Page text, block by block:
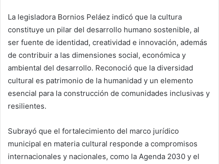
La legisladora Bornios Peláez indicó que la cultura
constituye un pilar del desarrollo humano sostenible, al
ser fuente de identidad, creatividad e innovación, además
de contribuir a las dimensiones social, económica y
ambiental del desarrollo. Reconoció que la diversidad
cultural es patrimonio de la humanidad y un elemento
esencial para la construcción de comunidades inclusivas y
resilientes.
Subrayó que el fortalecimiento del marco jurídico
municipal en materia cultural responde a compromisos
internacionales y nacionales, como la Agenda 2030 y el